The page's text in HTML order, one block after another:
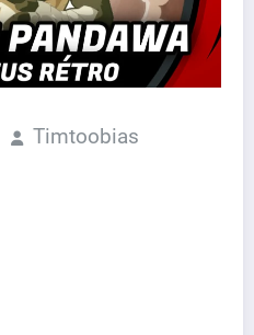
Timtoobias